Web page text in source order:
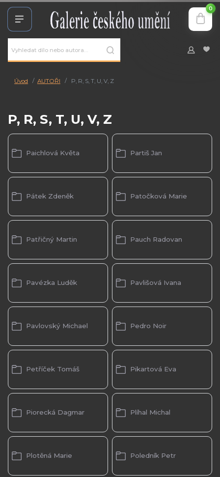
0
Úvod AUTOŘI P, R, S, T, U, V, Z
P, R, S, T, U, V, Z
Paichlová Květa Partiš Jan
Pátek Zdeněk Patočková Marie
Patřičný Martin Pauch Radovan
Pavézka Luděk Pavlišová Ivana
Pavlovský Michael Pedro Noir
Petříček Tomáš Pikartová Eva
Piorecká Dagmar Plíhal Michal
Plotěná Marie Poledník Petr